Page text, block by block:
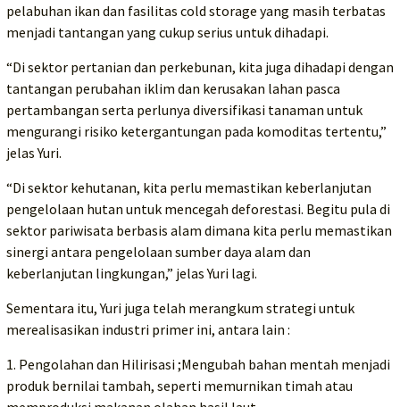
pelabuhan ikan dan fasilitas cold storage yang masih terbatas
menjadi tantangan yang cukup serius untuk dihadapi.
“Di sektor pertanian dan perkebunan, kita juga dihadapi dengan
tantangan perubahan iklim dan kerusakan lahan pasca
pertambangan serta perlunya diversifikasi tanaman untuk
mengurangi risiko ketergantungan pada komoditas tertentu,”
jelas Yuri.
“Di sektor kehutanan, kita perlu memastikan keberlanjutan
pengelolaan hutan untuk mencegah deforestasi. Begitu pula di
sektor pariwisata berbasis alam dimana kita perlu memastikan
sinergi antara pengelolaan sumber daya alam dan
keberlanjutan lingkungan,” jelas Yuri lagi.
Sementara itu, Yuri juga telah merangkum strategi untuk
merealisasikan industri primer ini, antara lain :
1. Pengolahan dan Hilirisasi ;Mengubah bahan mentah menjadi
produk bernilai tambah, seperti memurnikan timah atau